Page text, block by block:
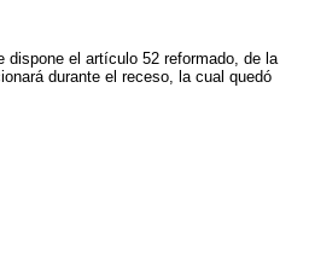
dispone el artículo 52 reformado, de la
durante el receso, la cual quedó